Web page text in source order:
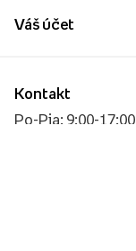
Kontakt
Po-Pia: 9:00-17:00
Váš účet